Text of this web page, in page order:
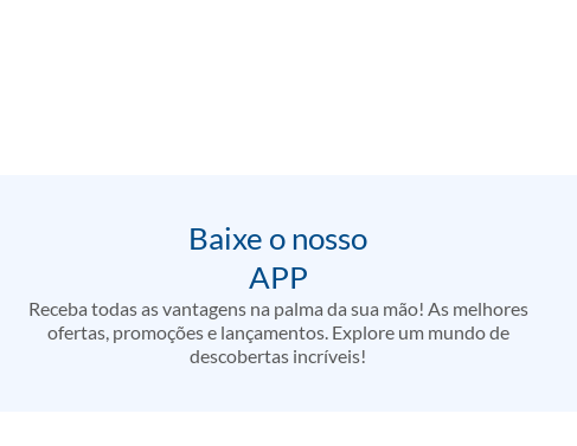
Baixe o nosso
APP
Receba todas as vantagens na palma da sua mão! As melhores
ofertas, promoções e lançamentos. Explore um mundo de
descobertas incríveis!